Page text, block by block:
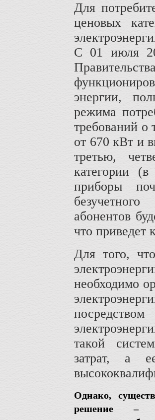
Для
ценовых
С 01 июля
энергии,
режима
требований о
от 670 кВт и
третью,
категории
приборы
абонентов
что приведет
Для того,
необходимо
такой
затрат, а
Однако,
решение –